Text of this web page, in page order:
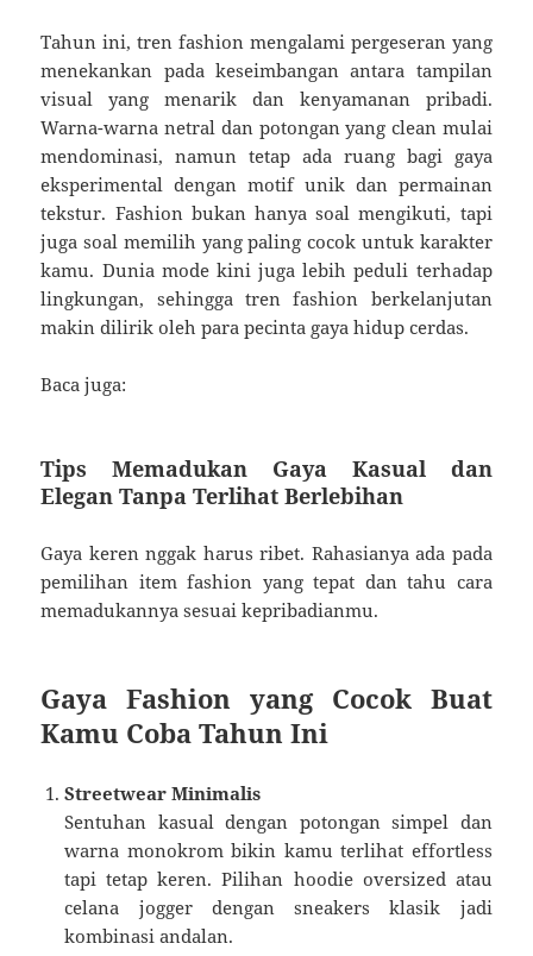
Tahun ini, tren fashion mengalami pergeseran yang
menekankan pada keseimbangan antara tampilan
visual yang menarik dan kenyamanan pribadi.
Warna-warna netral dan potongan yang clean mulai
mendominasi, namun tetap ada ruang bagi gaya
eksperimental dengan motif unik dan permainan
tekstur. Fashion bukan hanya soal mengikuti, tapi
juga soal memilih yang paling cocok untuk karakter
kamu. Dunia mode kini juga lebih peduli terhadap
lingkungan, sehingga tren fashion berkelanjutan
makin dilirik oleh para pecinta gaya hidup cerdas.
Baca juga:
Tips Memadukan Gaya Kasual dan
Elegan Tanpa Terlihat Berlebihan
Gaya keren nggak harus ribet. Rahasianya ada pada
pemilihan item fashion yang tepat dan tahu cara
memadukannya sesuai kepribadianmu.
Gaya Fashion yang Cocok Buat
Kamu Coba Tahun Ini
Streetwear Minimalis
Sentuhan kasual dengan potongan simpel dan
warna monokrom bikin kamu terlihat effortless
tapi tetap keren. Pilihan hoodie oversized atau
celana jogger dengan sneakers klasik jadi
kombinasi andalan.